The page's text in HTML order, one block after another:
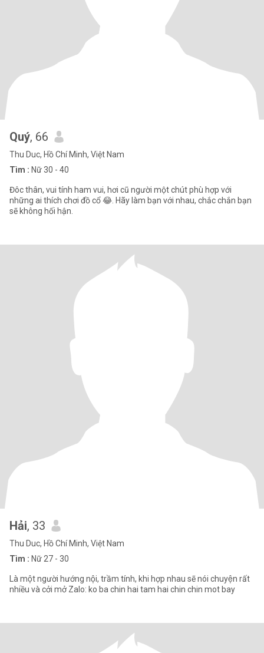
Quý, 66
Thu Duc, Hồ Chí Minh, Việt Nam
Tìm : Nữ 30 - 40
Đôc thân, vui tính ham vui, hơi cũ người một chút phù hợp với
những ai thích chơi đồ cổ 😂. Hãy làm bạn với nhau, chắc chắn bạn
sẽ không hối hận.
Hải, 33
Thu Duc, Hồ Chí Minh, Việt Nam
Tìm : Nữ 27 - 30
Là một người hướng nội, trầm tính, khi hợp nhau sẽ nói chuyện rất
nhiều và cởi mở Zalo: ko ba chin hai tam hai chin chin mot bay